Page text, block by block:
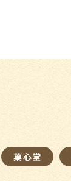
菓心堂